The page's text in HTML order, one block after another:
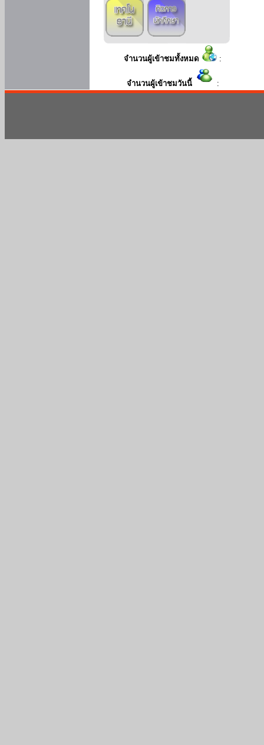
จำนวนผู้เข้าชมทั้งหมด :
จำนวนผู้เข้าชมวันนี้ :